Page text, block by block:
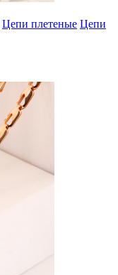
Цепи плетеные Цепи